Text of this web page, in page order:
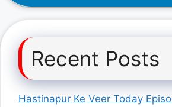
Recent Posts
Hastinapur Ke Veer Today